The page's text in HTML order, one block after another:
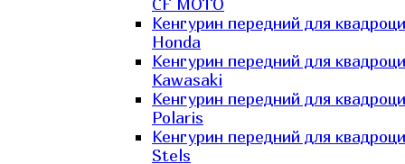
CF MOTO
Кенгурин передний для
Honda
Кенгурин передний для
Kawasaki
Кенгурин передний для
Polaris
Кенгурин передний для
Stels